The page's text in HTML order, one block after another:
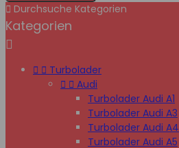
 Durchsuche Kategorien
Kategorien

  Turbolader
  Audi
Turbolader Audi A1
Turbolader Audi A3
Turbolader Audi A4
Turbolader Audi A5